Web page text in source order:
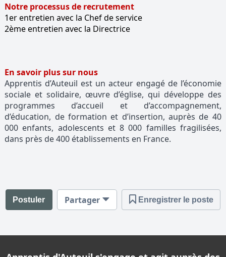
Notre processus de recrutement
1er entretien avec la Chef de service
2ème entretien avec la Directrice
En savoir plus sur nous
Apprentis d’Auteuil est un acteur engagé de l’économie
sociale et solidaire, œuvre d’église, qui développe des
programmes d’accueil et d’accompagnement,
d’éducation, de formation et d’insertion, auprès de 40
000 enfants, adolescents et 8 000 familles fragilisées,
dans près de 400 établissements en France.
Postuler Partager Enregistrer le poste